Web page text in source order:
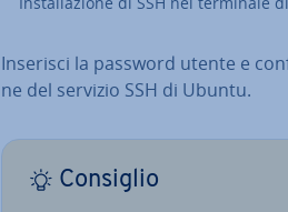
Inserisci la password utente e
ne del servizio SSH di Ubuntu.
Consiglio